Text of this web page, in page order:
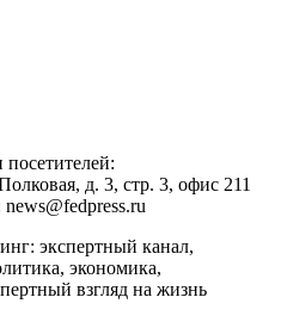
д. 3, стр. 3, офис 211
news@fedpress.ru
экспертный канал,
экономика,
взгляд на жизнь